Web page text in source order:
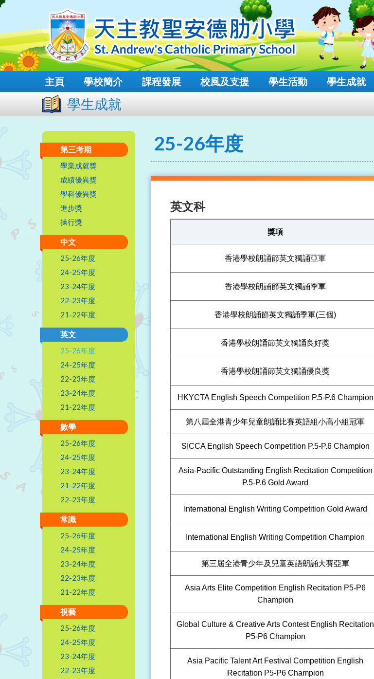
主頁 學校簡介 課程發展 校風及支援 學生活動 學生成就
學生成就
第三考期
學業成就獎
成績優異獎
學科優異獎
進步獎
操行獎
中文
25-26年度
24-25年度
23-24年度
22-23年度
21-22年度
英文
25-26年度
24-25年度
22-23年度
23-24年度
21-22年度
數學
25-26年度
24-25年度
23-24年度
21-22年度
22-23年度
常識
25-26年度
24-25年度
23-24年度
22-23年度
21-22年度
視藝
25-26年度
24-25年度
23-24年度
22-23年度
25-26年度
英文科
獎項
香港學校朗誦節英文獨誦亞軍
香港學校朗誦節英文獨誦季軍
香港學校朗誦節英文獨誦季軍(三個)
香港學校朗誦節英文獨誦良好獎
香港學校朗誦節英文獨誦優良獎
HKYCTA English Speech Competition P.5-P.6 Champion
第八屆全港青少年兒童朗誦比賽英語組小高小組冠軍
SICCA English Speech Competition P.5-P.6 Champion
Asia-Pacific Outstanding English Recitation Competition
P.5-P.6 Gold Award
International English Writing Competition Gold Award
International English Writing Competition Champion
第三屆全港青少年及兒童英語朗誦大賽亞軍
Asia Arts Elite Competition English Recitation P5-P6
Champion
Global Culture & Creative Arts Contest English Recitation
P5-P6 Champion
Asia Pacific Talent Art Festival Competition English
Recitation P5-P6 Champion